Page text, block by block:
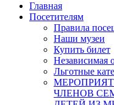
Главная
Посетителям
Правила
Наши музеи
Купить билет
Независимая
Льготные
ЧЛЕНОВ